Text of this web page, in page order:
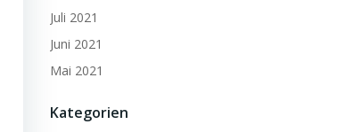
Juli 2021
Juni 2021
Mai 2021
Kategorien